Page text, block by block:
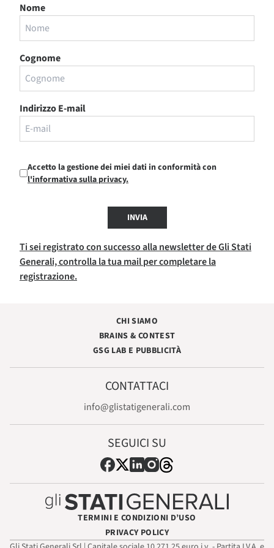
Nome
Cognome
Indirizzo E-mail
Accetto la gestione dei miei dati in conformità con
l'informativa sulla privacy.
INVIA
Ti sei registrato con successo alla newsletter de Gli Stati
Generali, controlla la tua mail per completare la
registrazione.
CHI SIAMO
BRAINS & CONTEST
GSG LAB E PUBBLICITÀ
CONTATTACI
info@glistatigenerali.com
SEGUICI SU
TERMINI E CONDIZIONI D’USO
PRIVACY POLICY